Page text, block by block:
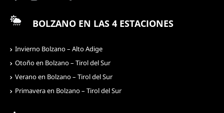
BOLZANO EN LAS 4 ESTACIONES
Invierno Bolzano – Alto Adige
Otoño en Bolzano – Tirol del Sur
Verano en Bolzano – Tirol del Sur
Primavera en Bolzano – Tirol del Sur